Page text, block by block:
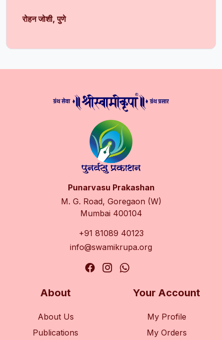
रोहन जोशी, पुणे
Punarvasu Prakashan
M. G. Road, Goregaon (W)
Mumbai 400104
+91 81089 40123
info@swamikrupa.org
About
About Us
Publications
Your Account
My Profile
My Orders